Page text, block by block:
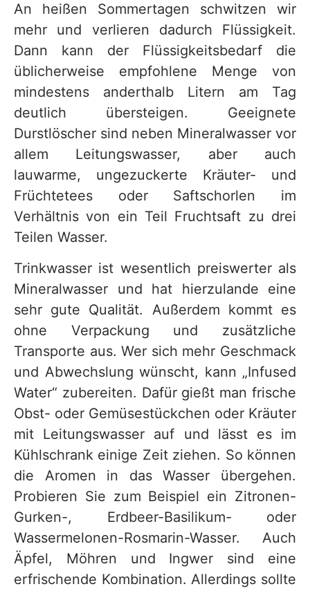
An heißen Sommertagen schwitzen wir
mehr und verlieren dadurch Flüssigkeit.
Dann kann der Flüssigkeitsbedarf die
üblicherweise empfohlene Menge von
mindestens anderthalb Litern am Tag
deutlich übersteigen. Geeignete
Durstlöscher sind neben Mineralwasser vor
allem Leitungswasser, aber auch
lauwarme, ungezuckerte Kräuter- und
Früchtetees oder Saftschorlen im
Verhältnis von ein Teil Fruchtsaft zu drei
Teilen Wasser.
Trinkwasser ist wesentlich preiswerter als
Mineralwasser und hat hierzulande eine
sehr gute Qualität. Außerdem kommt es
ohne Verpackung und zusätzliche
Transporte aus. Wer sich mehr Geschmack
und Abwechslung wünscht, kann „Infused
Water“ zubereiten. Dafür gießt man frische
Obst- oder Gemüsestückchen oder Kräuter
mit Leitungswasser auf und lässt es im
Kühlschrank einige Zeit ziehen. So können
die Aromen in das Wasser übergehen.
Probieren Sie zum Beispiel ein Zitronen-
Gurken-, Erdbeer-Basilikum- oder
Wassermelonen-Rosmarin-Wasser. Auch
Äpfel, Möhren und Ingwer sind eine
erfrischende Kombination. Allerdings sollte